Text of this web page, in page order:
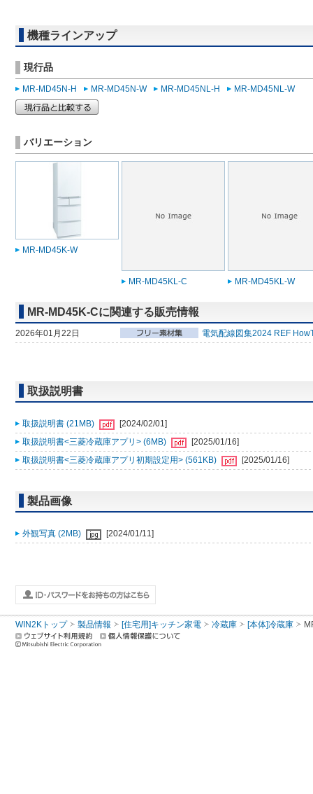
機種ラインアップ
現行品
MR-MD45N-H MR-MD45N-W MR-MD45NL-H MR-MD45NL-W
バリエーション
MR-MD45K-W
MR-MD45KL-C MR-MD45KL-W
MR-MD45K-Cに関連する販売情報
2026年01月22日 電気配線図集2024 REF
取扱説明書
取扱説明書 (21MB)
[2024/02/01]
取扱説明書<三菱冷蔵庫アプリ> (6MB)
[2025/01/16]
取扱説明書<三菱冷蔵庫アプリ初期設定用> (561KB)
[2025/01/16]
製品画像
外観写真 (2MB) [2024/01/11]
WIN2Kトップ 製品情報 [住宅用]キッチン家電 冷蔵庫 [本体]冷蔵庫